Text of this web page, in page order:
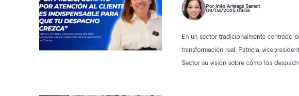
Por Inés Arteaga Samalt
09/04/2025 09:58
En un sector tradicionalmente centrado
transformación real. Patricia,
Sector su visión sobre cómo los